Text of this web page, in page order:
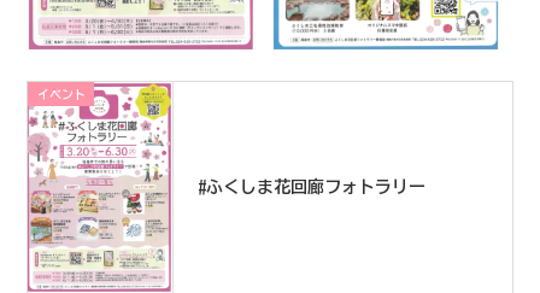
イベント
#ふくしま花回廊フォトラリー